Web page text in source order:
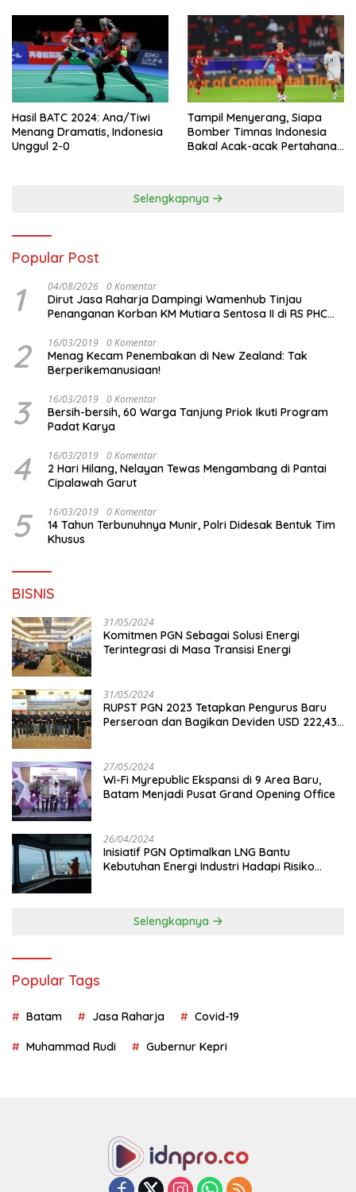
Hasil BATC 2024: Ana/Tiwi
Menang Dramatis, Indonesia
Unggul 2-0
Tampil Menyerang, Siapa
Bomber Timnas Indonesia
Bakal Acak-acak Pertahanan
Selengkapnya
Popular Post
1 04/08/2026 0 Komentar
Dirut Jasa Raharja Dampingi Wamenhub Tinjau
Penanganan Korban KM Mutiara Sentosa II di RS PHC
2 16/03/2019 0 Komentar
Menag Kecam Penembakan di New Zealand: Tak
Berperikemanusiaan!
3 16/03/2019 0 Komentar
Bersih-bersih, 60 Warga Tanjung Priok Ikuti Program
Padat Karya
4 16/03/2019 0 Komentar
2 Hari Hilang, Nelayan Tewas Mengambang di Pantai
Cipalawah Garut
5 16/03/2019 0 Komentar
14 Tahun Terbunuhnya Munir, Polri Didesak Bentuk Tim
Khusus
BISNIS
31/05/2024
Komitmen PGN Sebagai Solusi Energi
Terintegrasi di Masa Transisi Energi
31/05/2024
RUPST PGN 2023 Tetapkan Pengurus Baru
Perseroan dan Bagikan Deviden USD 222,43
27/05/2024
Wi-Fi Myrepublic Ekspansi di 9 Area Baru,
Batam Menjadi Pusat Grand Opening Office
26/04/2024
Inisiatif PGN Optimalkan LNG Bantu
Kebutuhan Energi Industri Hadapi Risiko
Selengkapnya
Popular Tags
Batam Jasa Raharja Covid-19
Muhammad Rudi Gubernur Kepri